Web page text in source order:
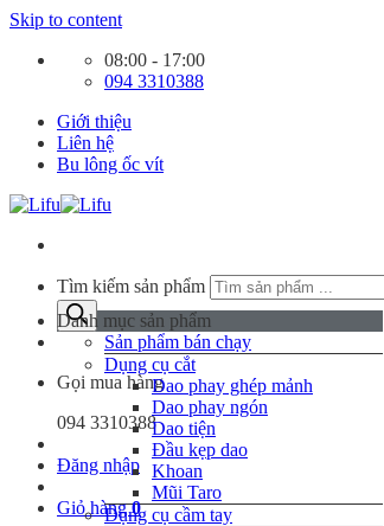
Skip to content
08:00 - 17:00
094 3310388
Giới thiệu
Liên hệ
Bu lông ốc vít
Tìm kiếm sản phẩm
Gọi mua hàng
094 3310388
Đăng nhập
Giỏ hàng0
Danh mục sản phẩm
Sản phẩm bán chạy
Dụng cụ cắt
Dao phay ghép mảnh
Dao phay ngón
Dao tiện
Đầu kẹp dao
Khoan
Mũi Taro
Dụng cụ cầm tay